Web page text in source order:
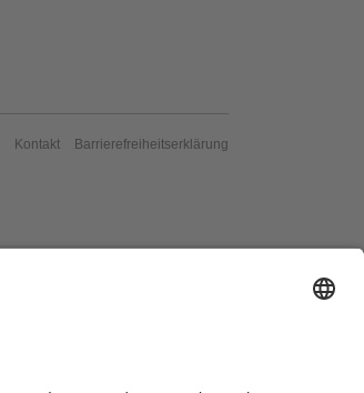
Kontakt Barrierefreiheitserklärung